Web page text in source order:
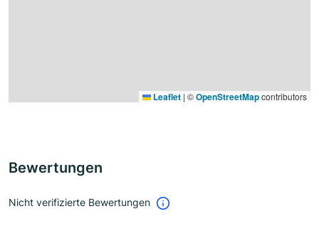
Leaflet | ©OpenStreetMapcontributors
Bewertungen
Nicht verifizierte Bewertungen